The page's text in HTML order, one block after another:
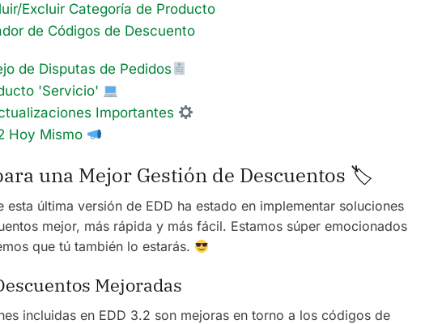
Excluir Categoría de Producto
de Códigos de Descuento
de Disputas de Pedidos
'Servicio'
Importantes
Hoy Mismo
una Mejor Gestión de Descuentos 🏷
esta última versión de EDD ha estado en implementar soluciones
mejor, más rápida y más fácil. Estamos súper emocionados
que tú también lo estarás.
Mejoradas
incluidas en EDD 3.2 son mejoras en torno a los códigos de